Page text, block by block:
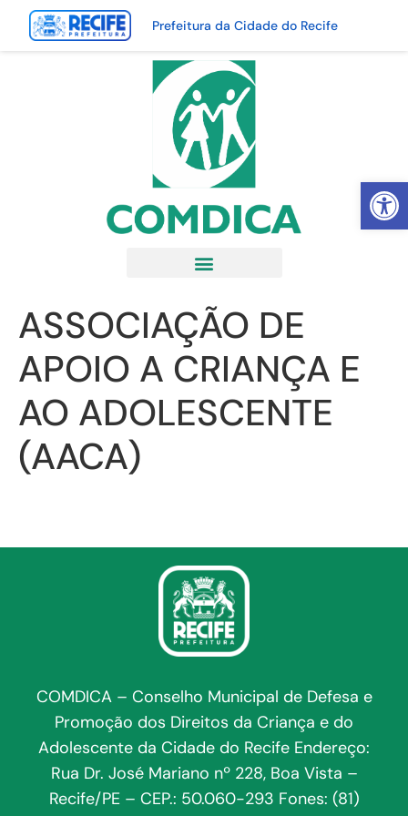
Abrir
Prefeitura da Cidade do Recife
ASSOCIAÇÃO DE
APOIO A CRIANÇA E
AO ADOLESCENTE
(AACA)
COMDICA – Conselho Municipal de Defesa e
Promoção dos Direitos da Criança e do
Adolescente da Cidade do Recife Endereço:
Rua Dr. José Mariano nº 228, Boa Vista –
Recife/PE – CEP.: 50.060-293 Fones: (81)